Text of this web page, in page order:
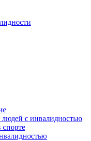
с инвалидностью